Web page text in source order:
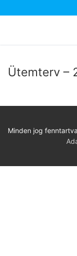
a
Ütemterv –
Minden jog